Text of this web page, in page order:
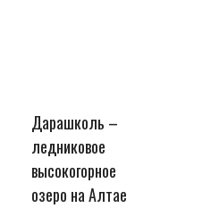
Дарашколь –
ледниковое
высокогорное
озеро на Алтае